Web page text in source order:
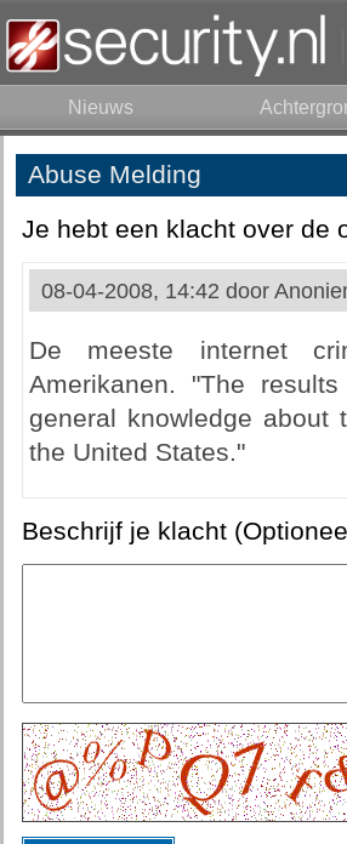
Nieuws
Abuse Melding
Je hebt een klacht over de
08-04-2008, 14:42 door
De meeste internet
Amerikanen. "The
general knowledge
the United States."
Beschrijf je klacht